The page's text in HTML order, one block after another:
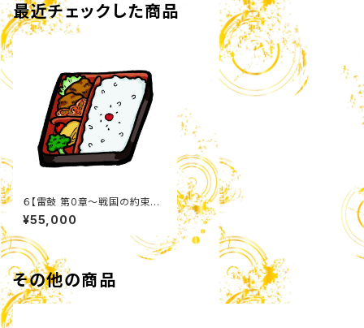
最近チェックした商品
６【雷鼓 第0章〜戦国の約束〜】
「中日夜公演」弁当セット（特典
付き）
¥55,000
その他の商品